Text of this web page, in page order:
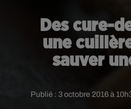
Des cure-
une
sauver
Publié : 3 octobre 2016 à